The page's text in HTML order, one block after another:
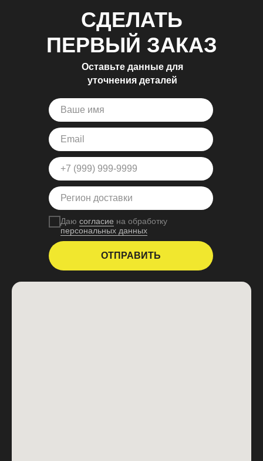
СДЕЛАТЬ
ПЕРВЫЙ ЗАКАЗ
Оставьте данные для
уточнения деталей
Даю согласие на обработку
персональных данных
ОТПРАВИТЬ